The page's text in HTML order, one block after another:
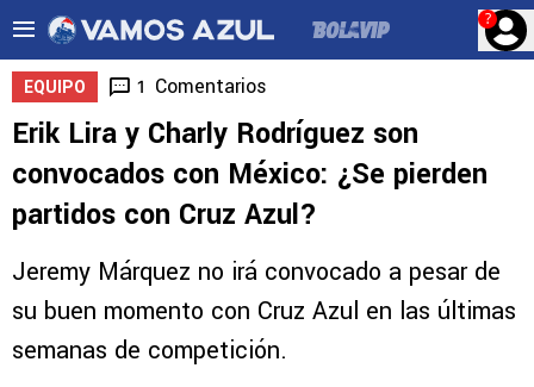
?
EQUIPO 1 Comentarios
Erik Lira y Charly Rodríguez son
convocados con México: ¿Se pierden
partidos con Cruz Azul?
Jeremy Márquez no irá convocado a pesar de
su buen momento con Cruz Azul en las últimas
semanas de competición.